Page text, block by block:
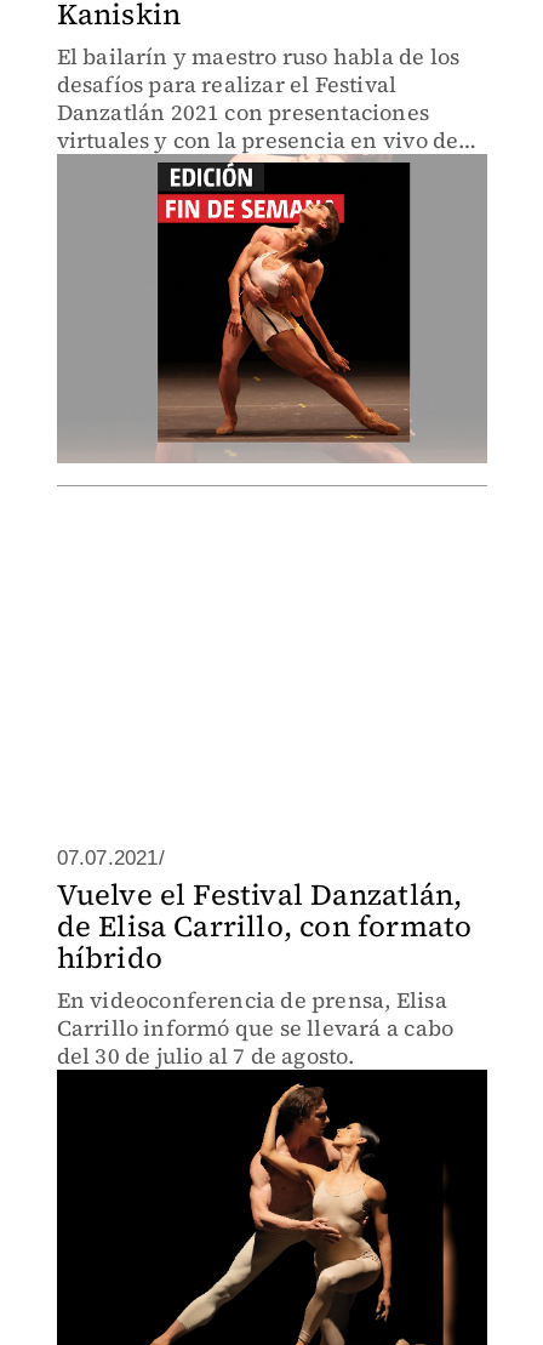
Kaniskin
El bailarín y maestro ruso habla de los
desafíos para realizar el Festival
Danzatlán 2021 con presentaciones
virtuales y con la presencia en vivo de
figuras internacionales del ballet
07.07.2021/
Vuelve el Festival Danzatlán,
de Elisa Carrillo, con formato
híbrido
En videoconferencia de prensa, Elisa
Carrillo informó que se llevará a cabo
del 30 de julio al 7 de agosto.